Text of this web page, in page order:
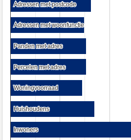
Adressen met postcode
Adressen met postcode
Adressen met woonfunctie
Adressen met woonfunctie
Panden met adres
Panden met adres
Percelen met adres
Percelen met adres
Woningvoorraad
Woningvoorraad
Huishoudens
Huishoudens
Inwoners
Inwoners